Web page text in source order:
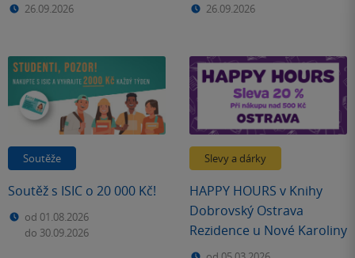
26.09.2026 26.09.2026
Soutěže
Soutěž s ISIC o 20 000 Kč!
od 01.08.2026
do 30.09.2026
Slevy a dárky
HAPPY HOURS v Knihy
Dobrovský Ostrava
Rezidence u Nové Karoliny